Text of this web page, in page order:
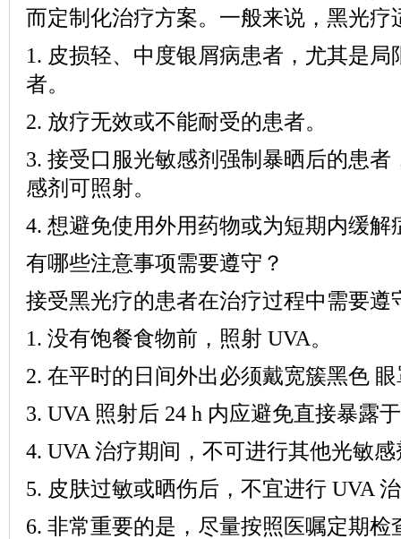
而定制化治疗方案。一般来说，黑光疗
1. 皮损轻、中度银屑病患者，尤其是局
者。
2. 放疗无效或不能耐受的患者。
3. 接受口服光敏感剂强制暴晒后的患者
感剂可照射。
4. 想避免使用外用药物或为短期内缓解
有哪些注意事项需要遵守？
接受黑光疗的患者在治疗过程中需要遵
1. 没有饱餐食物前，照射 UVA。
2. 在平时的日间外出必须戴宽簇黑色
3. UVA 照射后 24 h 内应避免直接暴露
4. UVA 治疗期间，不可进行其他光敏
5. 皮肤过敏或晒伤后，不宜进行 UVA
6. 非常重要的是，尽量按照医嘱定期检